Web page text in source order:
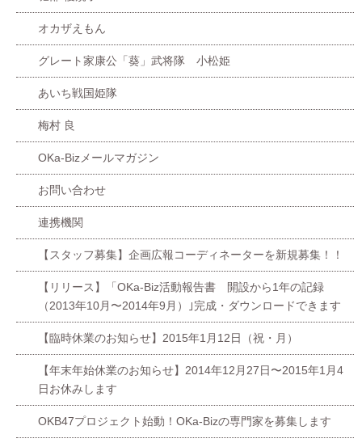
オカザえもん
グレート家康公「葵」武将隊 小松姫
あいち戦国姫隊
梅村 良
OKa-Bizメールマガジン
お問い合わせ
連携機関
【スタッフ募集】企画広報コーディネーターを新規募集！！
【リリース】「OKa-Biz活動報告書 開設から1年の記録
（2013年10月〜2014年9月）｣完成・ダウンロードできます
【臨時休業のお知らせ】2015年1月12日（祝・月）
【年末年始休業のお知らせ】2014年12月27日〜2015年1月4
日お休みします
OKB47プロジェクト始動！OKa-Bizの専門家を募集します